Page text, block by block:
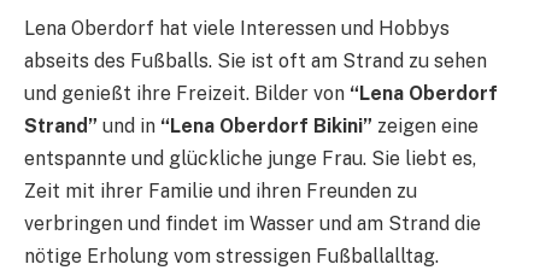
Lena Oberdorf hat viele Interessen und Hobbys
abseits des Fußballs. Sie ist oft am Strand zu sehen
und genießt ihre Freizeit. Bilder von “Lena Oberdorf
Strand” und in “Lena Oberdorf Bikini” zeigen eine
entspannte und glückliche junge Frau. Sie liebt es,
Zeit mit ihrer Familie und ihren Freunden zu
verbringen und findet im Wasser und am Strand die
nötige Erholung vom stressigen Fußballalltag.